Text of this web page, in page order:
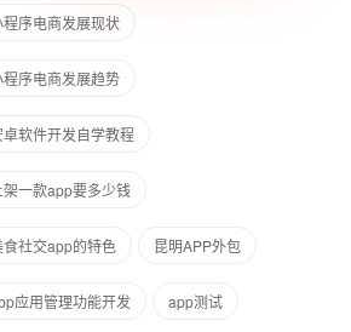
程序电商发展现状
程序电商发展趋势
卓软件开发自学教程
架一款app要多少钱
食社交app的特色 昆明APP外包
应用管理功能开发 app测试